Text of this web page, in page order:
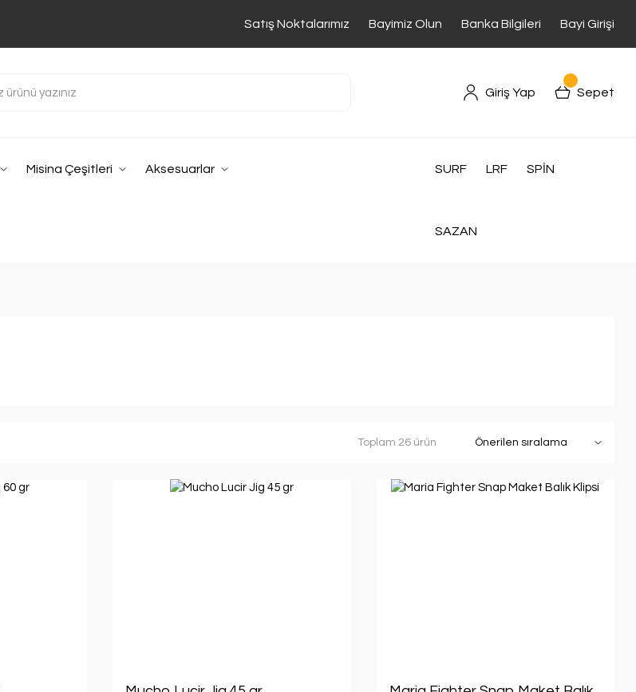
Satış Noktalarımız Bayimiz Olun Banka Bilgileri Bayi Girişi
Giriş Yap Sepet
Misina Çeşitleri Aksesuarlar SURF LRF SPİN
SAZAN
Toplam 26 ürün